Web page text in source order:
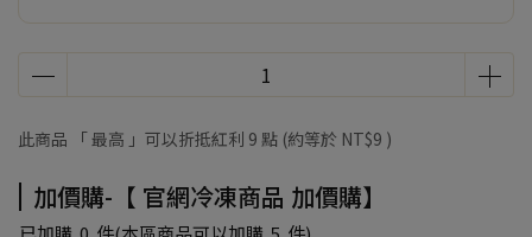
此商品 「 最高 」可以折抵紅利 9 點 (約等於 NT$9 )
加價購-【 官網冷凍商品 加價購】